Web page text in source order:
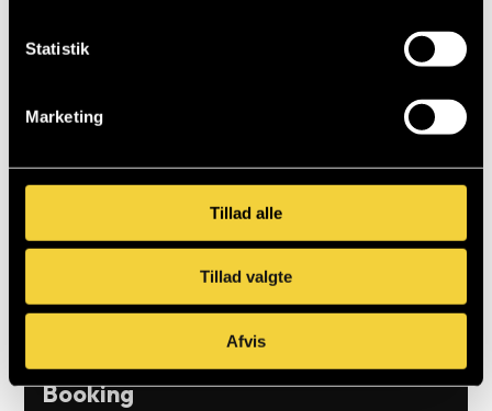
Statistik
Marketing
Tillad alle
Tillad valgte
Afvis
Henvendelser
Booking